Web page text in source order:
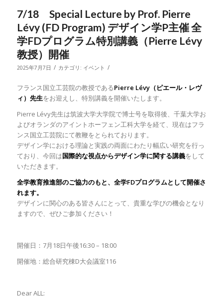
7/18 Special Lecture by Prof. Pierre
Lévy (FD Program) デザイン学P主催 全
学FDプログラム特別講義（Pierre Lévy
教授）開催
2025年7月7日 / カテゴリ: イベント /
フランス国立工芸院の教授であるPierre Lévy（ピエール・レヴ
ィ）先生をお迎えし、特別講義を開催いたします。
Pierre Lévy先生は筑波大学大学院で博士号を取得後、千葉大学お
よびオランダのアイントホーフェン工科大学を経て、現在はフラ
ンス国立工芸院にて教鞭をとられております。
デザイン学における理論と実践の両面にわたり幅広い研究を行っ
ており、今回は国際的な視点からデザイン学に関する講義をして
いただきます。
全学教育推進部のご協力のもと、全学FDプログラムとして開催さ
れます。
デザインに関心のある皆さんにとって、貴重な学びの機会となり
ますので、ぜひご参加ください！
開催日：7月18日午後16:30 – 18:00
開催地：総合研究棟D大会議室116
Dear ALL: